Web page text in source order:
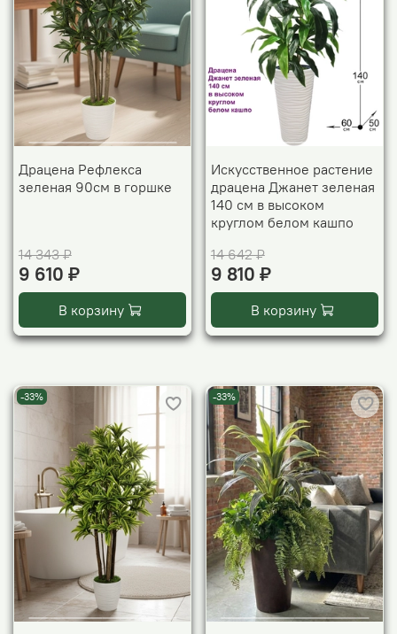
Драцена Рефлекса
зеленая 90см в горшке
14 343 ₽
9 610 ₽
В корзину
Искусственное растение
драцена Джанет зеленая
140 см в высоком
круглом белом кашпо
14 642 ₽
9 810 ₽
В корзину
-33% -33%